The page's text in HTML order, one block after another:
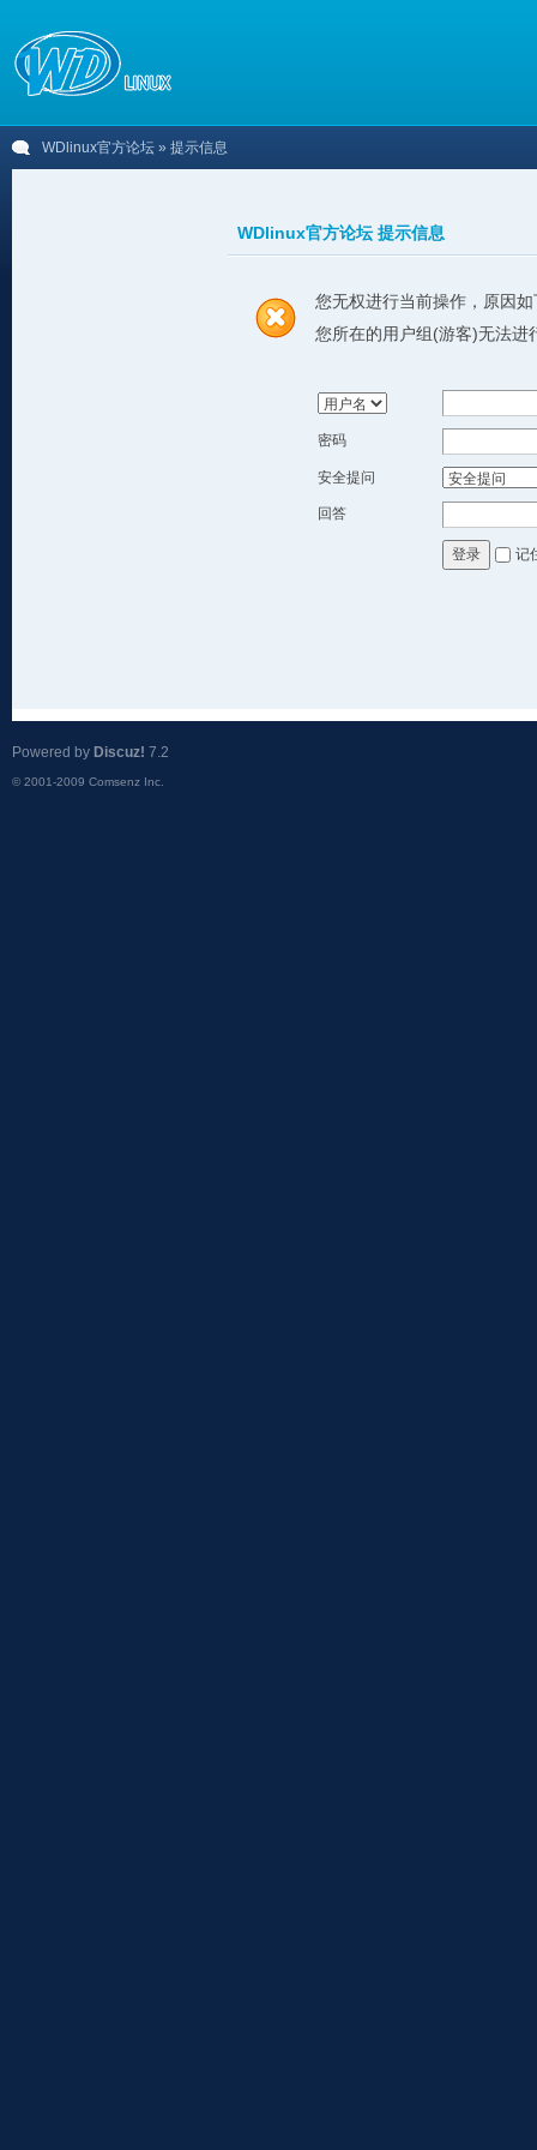
WDlinux官方论坛 » 提示信息
WDlinux官方论坛 提示信息
您无权进行当前操作，原因如
您所在的用户组(游客)无法进
密码
安全提问
回答
登录 记
Powered by Discuz! 7.2
© 2001-2009 Comsenz Inc.